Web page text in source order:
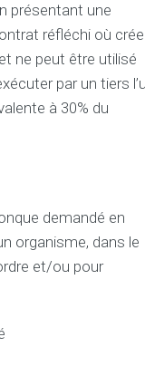
présentant une
réfléchi où crée
ne peut être utilisé
par un tiers
à 30% du
demandé en
organisme, dans le
et/ou pour